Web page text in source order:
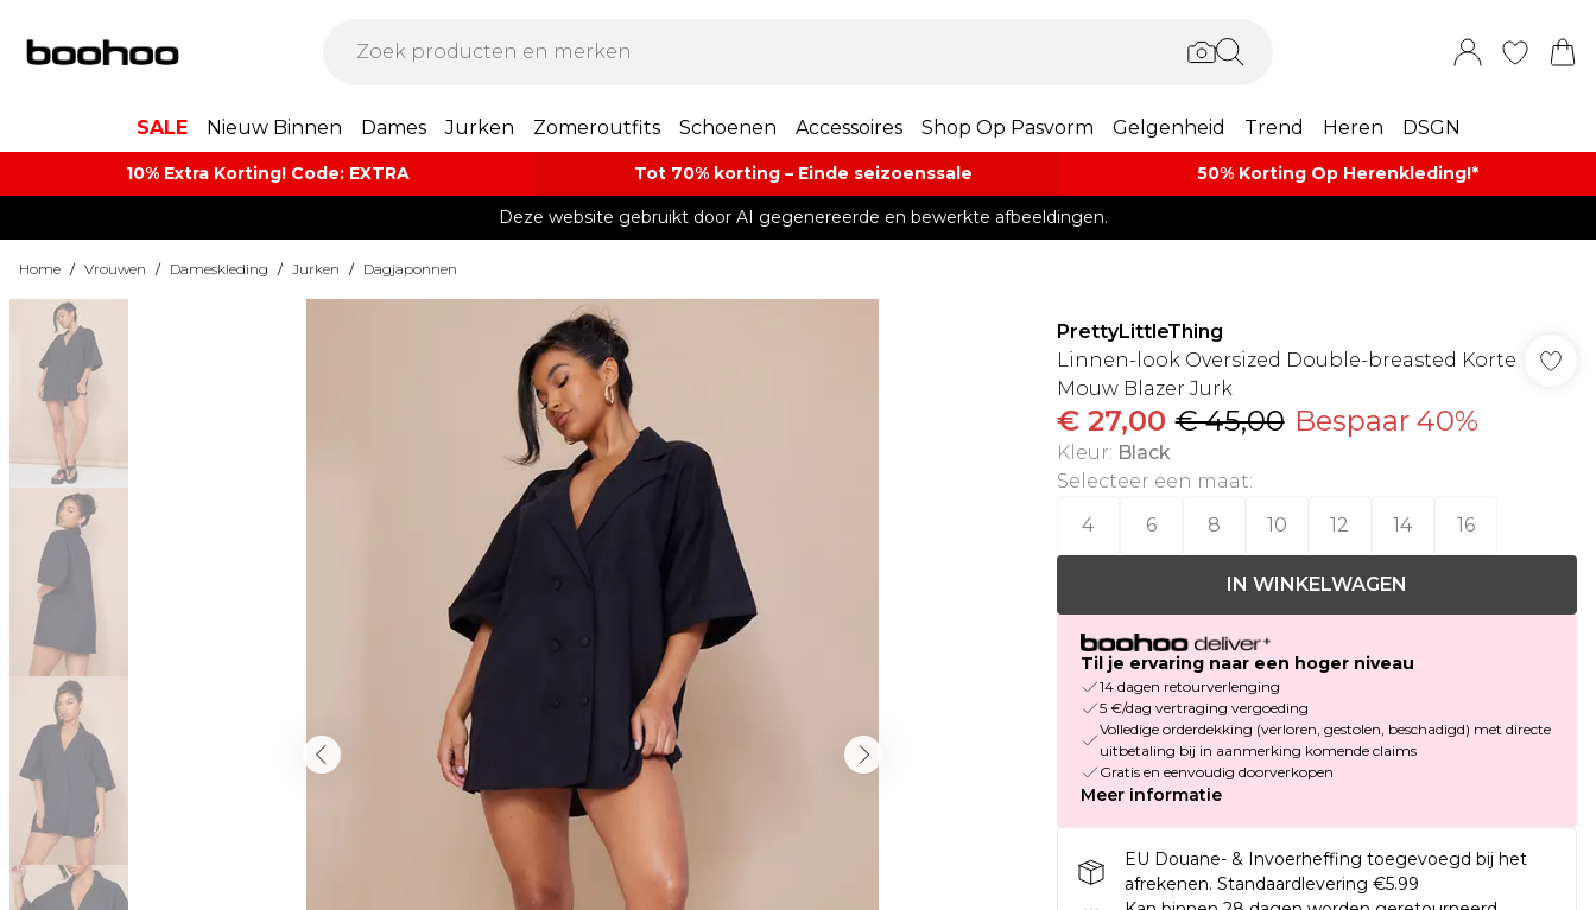
SALE Nieuw Binnen Dames Jurken Zomeroutfits Schoenen Accessoires Shop Op Pasvorm Gelgenheid Trend Heren DSGN
10% Extra Korting! Code: EXTRA​ Tot 70% korting – Einde seizoenssale 50% Korting Op Herenkleding​!*​
Deze website gebruikt door AI gegenereerde en bewerkte afbeeldingen.
Home / Vrouwen / Dameskleding / Jurken / Dagjaponnen
PrettyLittleThing
Linnen-look Oversized Double-breasted Korte
Mouw Blazer Jurk
€ 27,00 € 45,00 Bespaar 40%
Kleur: Black
Selecteer een maat:
4
6 8 10 12 14 16
IN WINKELWAGEN
Til je ervaring naar een hoger niveau
14 dagen retourverlenging
5 €/dag vertraging vergoeding
Volledige orderdekking (verloren, gestolen, beschadigd) met directe
uitbetaling bij in aanmerking komende claims
Gratis en eenvoudig doorverkopen
Meer informatie
EU Douane- & Invoerheffing toegevoegd bij het
afrekenen. Standaardlevering €5.99